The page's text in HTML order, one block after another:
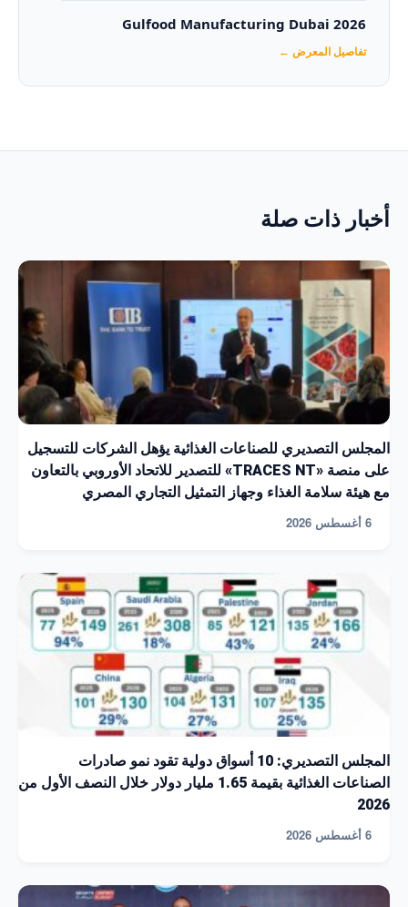
Gulfood Manufacturing Dubai 2026‏
تفاصيل المعرض ←
أخبار ذات صلة
المجلس التصديري للصناعات الغذائية يؤهل الشركات للتسجيل
على منصة «TRACES NT» للتصدير للاتحاد الأوروبي بالتعاون
مع هيئة سلامة الغذاء وجهاز التمثيل التجاري المصري
6 أغسطس 2026
المجلس التصديري: 10 أسواق دولية تقود نمو صادرات
الصناعات الغذائية بقيمة 1.65 مليار دولار خلال النصف الأول من
2026
6 أغسطس 2026